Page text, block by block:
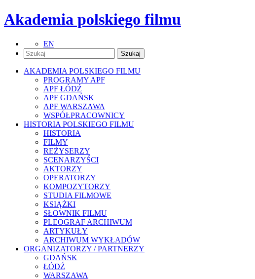
Akademia polskiego filmu
EN
AKADEMIA POLSKIEGO FILMU
PROGRAMY APF
APF ŁÓDŹ
APF GDAŃSK
APF WARSZAWA
WSPÓŁPRACOWNICY
HISTORIA POLSKIEGO FILMU
HISTORIA
FILMY
REŻYSERZY
SCENARZYŚCI
AKTORZY
OPERATORZY
KOMPOZYTORZY
STUDIA FILMOWE
KSIĄŻKI
SŁOWNIK FILMU
PLEOGRAF ARCHIWUM
ARTYKUŁY
ARCHIWUM WYKŁADÓW
ORGANIZATORZY / PARTNERZY
GDAŃSK
ŁÓDŹ
WARSZAWA